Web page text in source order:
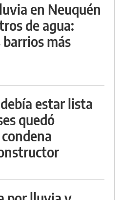
en Neuquén
de agua:
barrios más
estar lista
quedó